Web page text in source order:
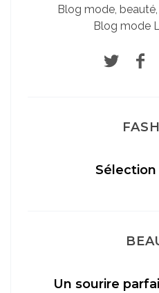
Blog mode,
Blog mode
Un sourire